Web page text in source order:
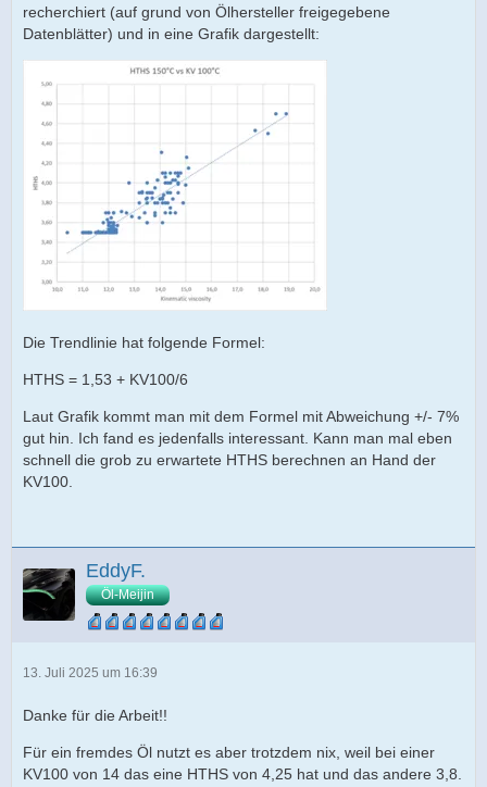
recherchiert (auf grund von Ölhersteller freigegebene
Datenblätter) und in eine Grafik dargestellt:
Die Trendlinie hat folgende Formel:
HTHS = 1,53 + KV100/6
Laut Grafik kommt man mit dem Formel mit Abweichung +/- 7%
gut hin. Ich fand es jedenfalls interessant. Kann man mal eben
schnell die grob zu erwartete HTHS berechnen an Hand der
KV100.
EddyF.
Öl-Meijin
13. Juli 2025 um 16:39
Danke für die Arbeit!!
Für ein fremdes Öl nutzt es aber trotzdem nix, weil bei einer
KV100 von 14 das eine HTHS von 4,25 hat und das andere 3,8.